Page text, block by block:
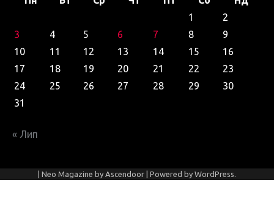
1
2
3
4 5 6 7 8
9
10
11 12 13 14 15
16
17
18 19 20 21 22
23
24
25 26 27 28 29
30
31
« Лип
| Neo Magazine by Ascendoor | Powered by WordPress